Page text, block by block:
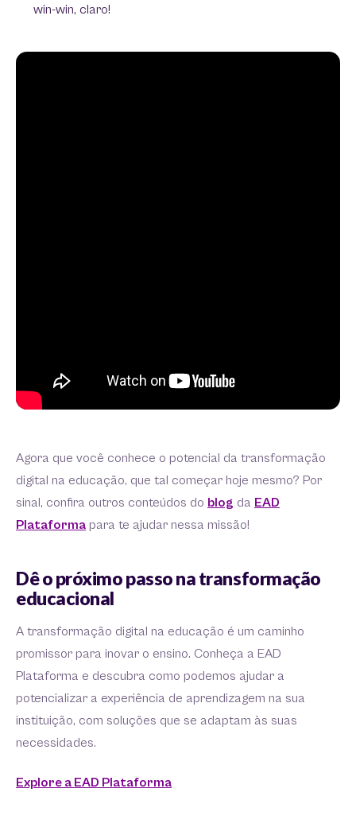
win-win, claro!
Agora que você conhece o potencial da transformação
digital na educação, que tal começar hoje mesmo? Por
sinal, confira outros conteúdos do blog da EAD
Plataforma para te ajudar nessa missão!
Dê o próximo passo na transformação
educacional
A transformação digital na educação é um caminho
promissor para inovar o ensino. Conheça a EAD
Plataforma e descubra como podemos ajudar a
potencializar a experiência de aprendizagem na sua
instituição, com soluções que se adaptam às suas
necessidades.
Explore a EAD Plataforma